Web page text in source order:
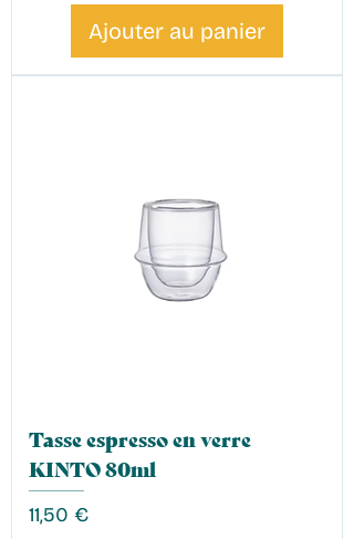
Ajouter au panier
Tasse espresso en verre
KINTO 80ml
Prix
11,50 €